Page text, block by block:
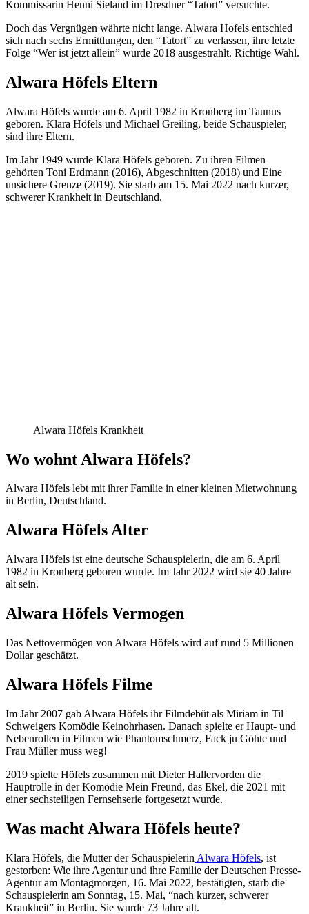
Kommissarin Henni Sieland im Dresdner “Tatort” versuchte.
Doch das Vergnügen währte nicht lange. Alwara Hofels entschied
sich nach sechs Ermittlungen, den “Tatort” zu verlassen, ihre letzte
Folge “Wer ist jetzt allein” wurde 2018 ausgestrahlt. Richtige Wahl.
Alwara Höfels Eltern
Alwara Höfels wurde am 6. April 1982 in Kronberg im Taunus
geboren. Klara Höfels und Michael Greiling, beide Schauspieler,
sind ihre Eltern.
Im Jahr 1949 wurde Klara Höfels geboren. Zu ihren Filmen
gehörten Toni Erdmann (2016), Abgeschnitten (2018) und Eine
unsichere Grenze (2019). Sie starb am 15. Mai 2022 nach kurzer,
schwerer Krankheit in Deutschland.
Alwara Höfels Krankheit
Wo wohnt Alwara Höfels?
Alwara Höfels lebt mit ihrer Familie in einer kleinen Mietwohnung
in Berlin, Deutschland.
Alwara Höfels Alter
Alwara Höfels ist eine deutsche Schauspielerin, die am 6. April
1982 in Kronberg geboren wurde. Im Jahr 2022 wird sie 40 Jahre
alt sein.
Alwara Höfels Vermogen
Das Nettovermögen von Alwara Höfels wird auf rund 5 Millionen
Dollar geschätzt.
Alwara Höfels Filme
Im Jahr 2007 gab Alwara Höfels ihr Filmdebüt als Miriam in Til
Schweigers Komödie Keinohrhasen. Danach spielte er Haupt- und
Nebenrollen in Filmen wie Phantomschmerz, Fack ju Göhte und
Frau Müller muss weg!
2019 spielte Höfels zusammen mit Dieter Hallervorden die
Hauptrolle in der Komödie Mein Freund, das Ekel, die 2021 mit
einer sechsteiligen Fernsehserie fortgesetzt wurde.
Was macht Alwara Höfels heute?
Klara Höfels, die Mutter der Schauspielerin Alwara Höfels, ist
gestorben: Wie ihre Agentur und ihre Familie der Deutschen Presse-
Agentur am Montagmorgen, 16. Mai 2022, bestätigten, starb die
Schauspielerin am Sonntag, 15. Mai, “nach kurzer, schwerer
Krankheit” in Berlin. Sie wurde 73 Jahre alt.